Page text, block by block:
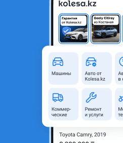
Передние фары — Toyota Corolla
Комментарий продавца